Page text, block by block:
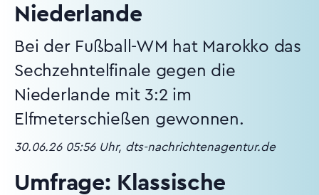
Niederlande
Bei der Fußball-WM hat Marokko das
Sechzehntelfinale gegen die
Niederlande mit 3:2 im
Elfmeterschießen gewonnen.
30.06.26 05:56 Uhr, dts-nachrichtenagentur.de
Umfrage: Klassische